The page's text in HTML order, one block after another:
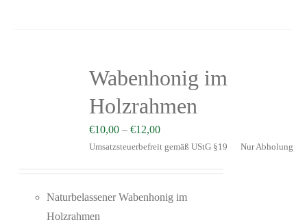
Wabenhonig im
Holzrahmen
€10,00 –€12,00
Umsatzsteuerbefreit gemäß UStG §19 Nur Abholung
Naturbelassener Wabenhonig im
Holzrahmen